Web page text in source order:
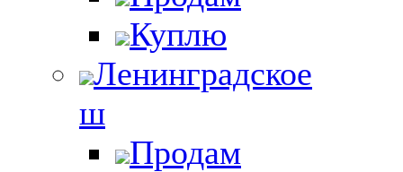
Куплю
Ленинградское
ш
Продам